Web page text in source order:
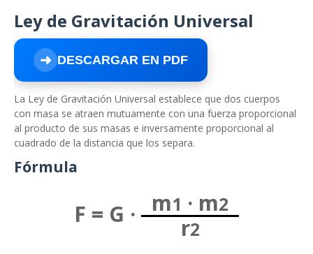
Ley de Gravitación Universal
➜ DESCARGAR EN PDF
La Ley de Gravitación Universal establece que dos cuerpos
con masa se atraen mutuamente con una fuerza proporcional
al producto de sus masas e inversamente proporcional al
cuadrado de la distancia que los separa.
Fórmula
F = G · m1 · m2
r2